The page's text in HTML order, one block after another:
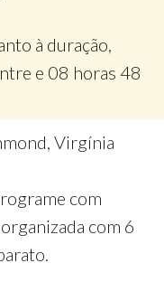
à duração,
e 08 horas 48
Virgínia
com
com 6